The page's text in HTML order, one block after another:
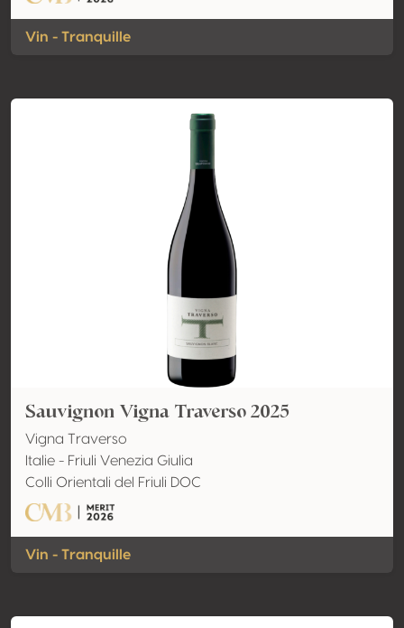
Vin - Tranquille
Sauvignon Vigna Traverso 2025
Vigna Traverso
Italie - Friuli Venezia Giulia
Colli Orientali del Friuli DOC
Vin - Tranquille